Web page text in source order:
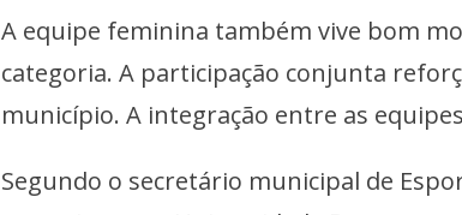
A equipe feminina também vive bom
categoria. A participação conjunta
município. A integração entre as
Segundo o secretário municipal de